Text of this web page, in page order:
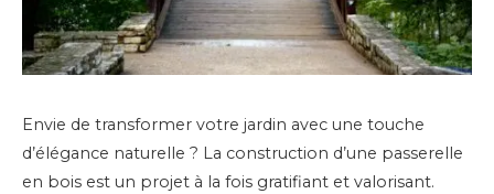
Envie de transformer votre jardin avec une touche
d’élégance naturelle ? La construction d’une passerelle
en bois est un projet à la fois gratifiant et valorisant.